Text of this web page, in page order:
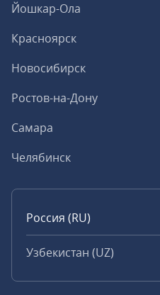
Йошкар-Ола
Красноярск
Новосибирск
Ростов-на-Дону
Самара
Челябинск
Россия (RU)
Узбекистан (UZ)